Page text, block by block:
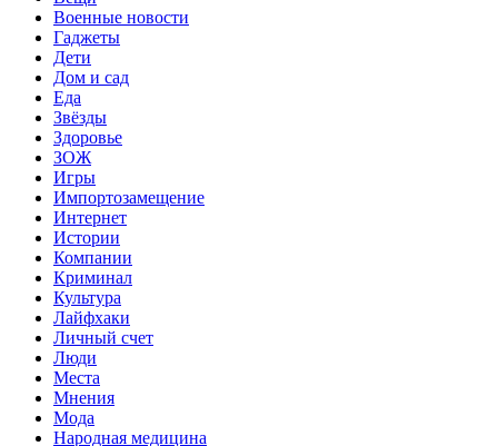
Военные новости
Гаджеты
Дети
Дом и сад
Еда
Звёзды
Здоровье
ЗОЖ
Игры
Импортозамещение
Интернет
Истории
Компании
Криминал
Культура
Лайфхаки
Личный счет
Люди
Места
Мнения
Мода
Народная медицина